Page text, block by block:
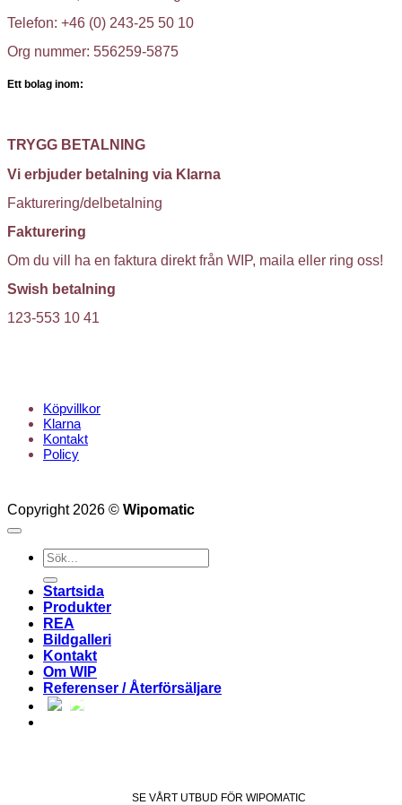
Telefon: +46 (0) 243-25 50 10
Org nummer: 556259-5875
Ett bolag inom:
TRYGG BETALNING
Vi erbjuder betalning via Klarna
Fakturering/delbetalning
Fakturering
Om du vill ha en faktura direkt från WIP, maila eller ring oss!
Swish betalning
123-553 10 41
Köpvillkor
Klarna
Kontakt
Policy
Copyright 2026 © Wipomatic
Sök
efter:
Startsida
Produkter
REA
Bildgalleri
Kontakt
Om WIP
Referenser / Återförsäljare
SE VÅRT UTBUD FÖR WIPOMATIC